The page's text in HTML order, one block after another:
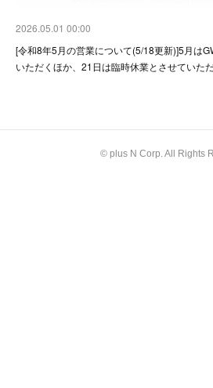
2026.05.01 00:00
[令和8年5月の営業について(5/18更新)]5月は
いただくほか、21日は臨時休業とさせていた
© plus N Corp. All Rights